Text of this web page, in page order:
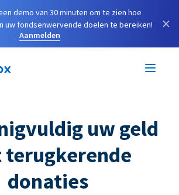
demo van 30 minuten om te zien hoe
uw fondsenwervende doelen te bereiken!
Aanmelden
×
uw geld
terugkerende
donaties